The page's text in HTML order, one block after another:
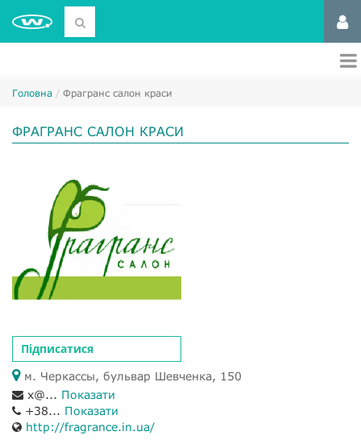
Головна Фрагранс салон краси
ФРАГРАНС САЛОН КРАСИ
Підписатися
м. Черкассы, бульвар Шевченка, 150
x@... Показати
+38... Показати
http://fragrance.in.ua/